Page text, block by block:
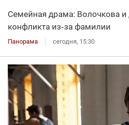
Семейная драма: Волочкова и
конфликта из‑за фамилии
Панорама сегодня, 15:30